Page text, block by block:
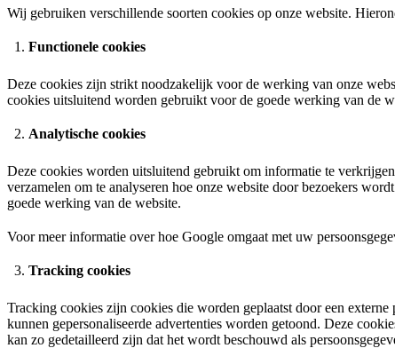
Wij gebruiken verschillende soorten cookies op onze website.
Functionele cookies
Deze cookies zijn strikt noodzakelijk voor de werking van onze
cookies uitsluitend worden gebruikt voor de goede werking van de
Analytische cookies
Deze cookies worden uitsluitend gebruikt om informatie te
verzamelen om te analyseren hoe onze website door bezoekers
goede werking van de website.
Voor meer informatie over hoe Google omgaat met uw
Tracking cookies
Tracking cookies zijn cookies die worden geplaatst door een
kunnen gepersonaliseerde advertenties worden getoond. Deze
kan zo gedetailleerd zijn dat het wordt beschouwd als